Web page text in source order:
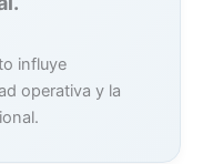
influye
operativa y la